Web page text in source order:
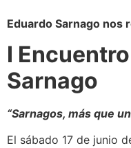
Eduardo Sarnago nos
I
Sarnago
“Sarnagos, más que
El sábado 17 de junio